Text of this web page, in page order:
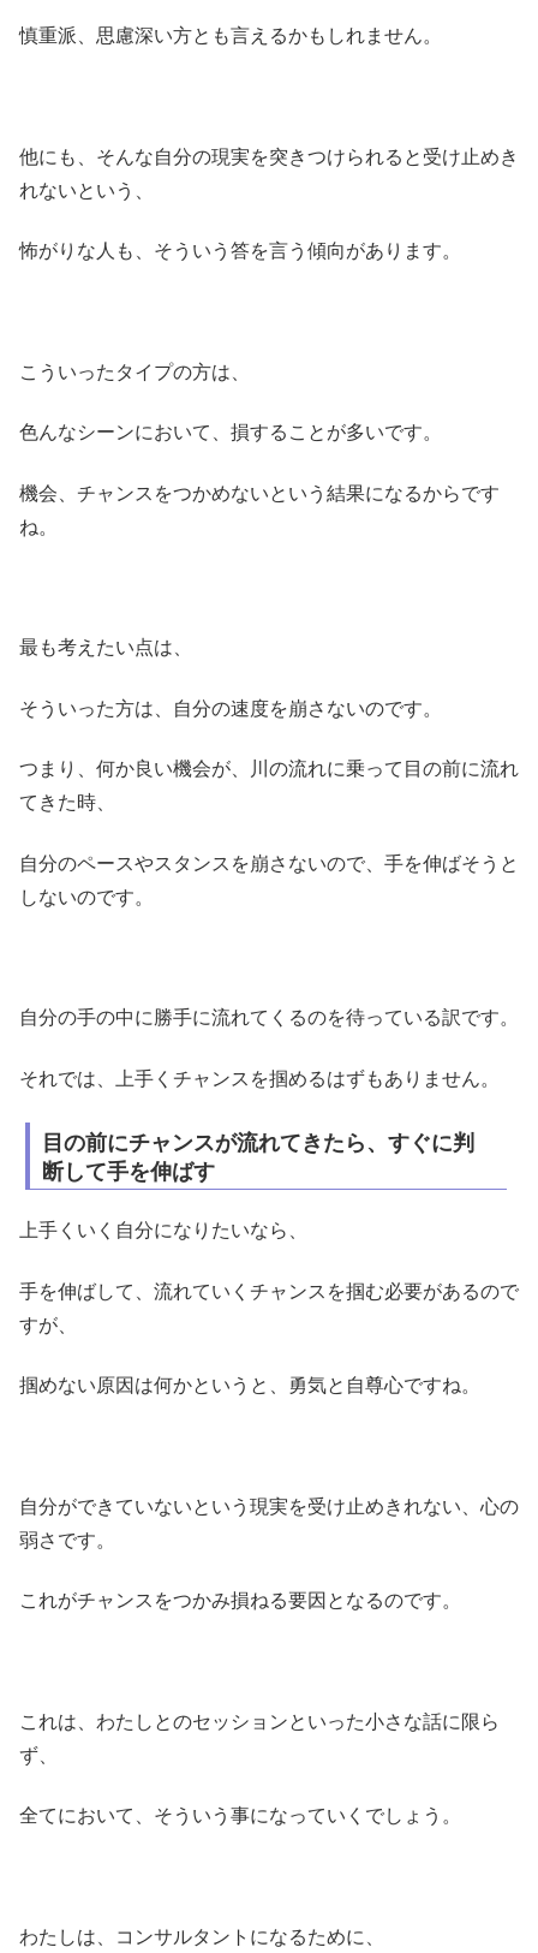
慎重派、思慮深い方とも言えるかもしれません。
他にも、そんな自分の現実を突きつけられると受け止めき
れないという、
怖がりな人も、そういう答を言う傾向があります。
こういったタイプの方は、
色んなシーンにおいて、損することが多いです。
機会、チャンスをつかめないという結果になるからです
ね。
最も考えたい点は、
そういった方は、自分の速度を崩さないのです。
つまり、何か良い機会が、川の流れに乗って目の前に流れ
てきた時、
自分のペースやスタンスを崩さないので、手を伸ばそうと
しないのです。
自分の手の中に勝手に流れてくるのを待っている訳です。
それでは、上手くチャンスを掴めるはずもありません。
目の前にチャンスが流れてきたら、すぐに判
断して手を伸ばす
上手くいく自分になりたいなら、
手を伸ばして、流れていくチャンスを掴む必要があるので
すが、
掴めない原因は何かというと、勇気と自尊心ですね。
自分ができていないという現実を受け止めきれない、心の
弱さです。
これがチャンスをつかみ損ねる要因となるのです。
これは、わたしとのセッションといった小さな話に限ら
ず、
全てにおいて、そういう事になっていくでしょう。
わたしは、コンサルタントになるために、